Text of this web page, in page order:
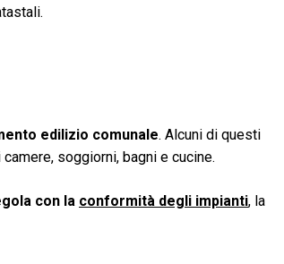
edilizio comunale. Alcuni di questi
soggiorni, bagni e cucine.
con la conformità degli impianti, la